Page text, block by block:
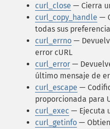
curl_close — Cierra
curl_copy_handle —
todas sus
curl_errno —
error cURL
curl_error —
último mensaje de
curl_escape —
proporcionada para
curl_exec — Ejecuta
curl_getinfo —